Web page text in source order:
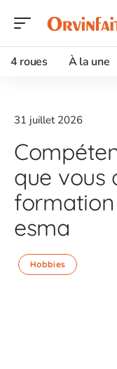
4 roues À la une
31 juillet 2026
que vous
esma
Hobbies